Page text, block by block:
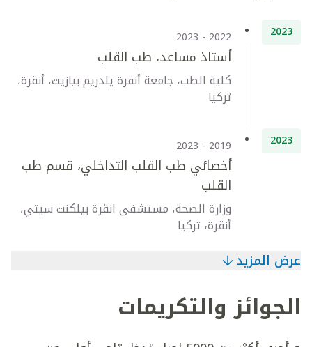
2023
2022 - 2023
أستاذ مساعد، طب القلب
كلية الطب، جامعة أنقرة يلدريم بيازيت، أنقرة،
تركيا
2023
2019 - 2023
أخصائي طب القلب التداخلي، قسم طب
القلب
وزارة الصحة، مستشفى انقرة بيلكنت سيتي،
أنقرة، تركيا
عرض المزيد
الجوائز والتكريمات